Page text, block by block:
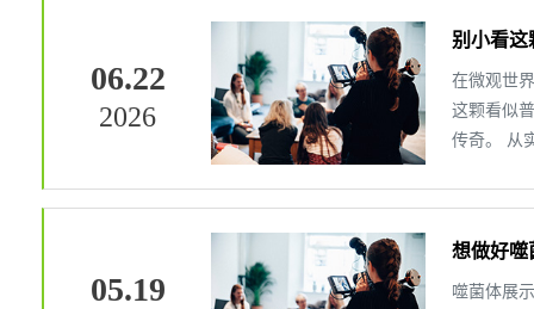
06.22
2026
别小看这
在微观世
这颗看似
传奇。 从
05.19
想做好噬
噬菌体展